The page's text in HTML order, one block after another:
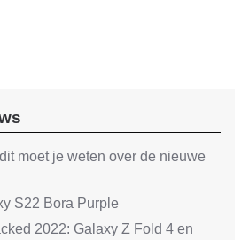
moet je weten over de nieuwe
S22 Bora Purple
2022: Galaxy Z Fold 4 en